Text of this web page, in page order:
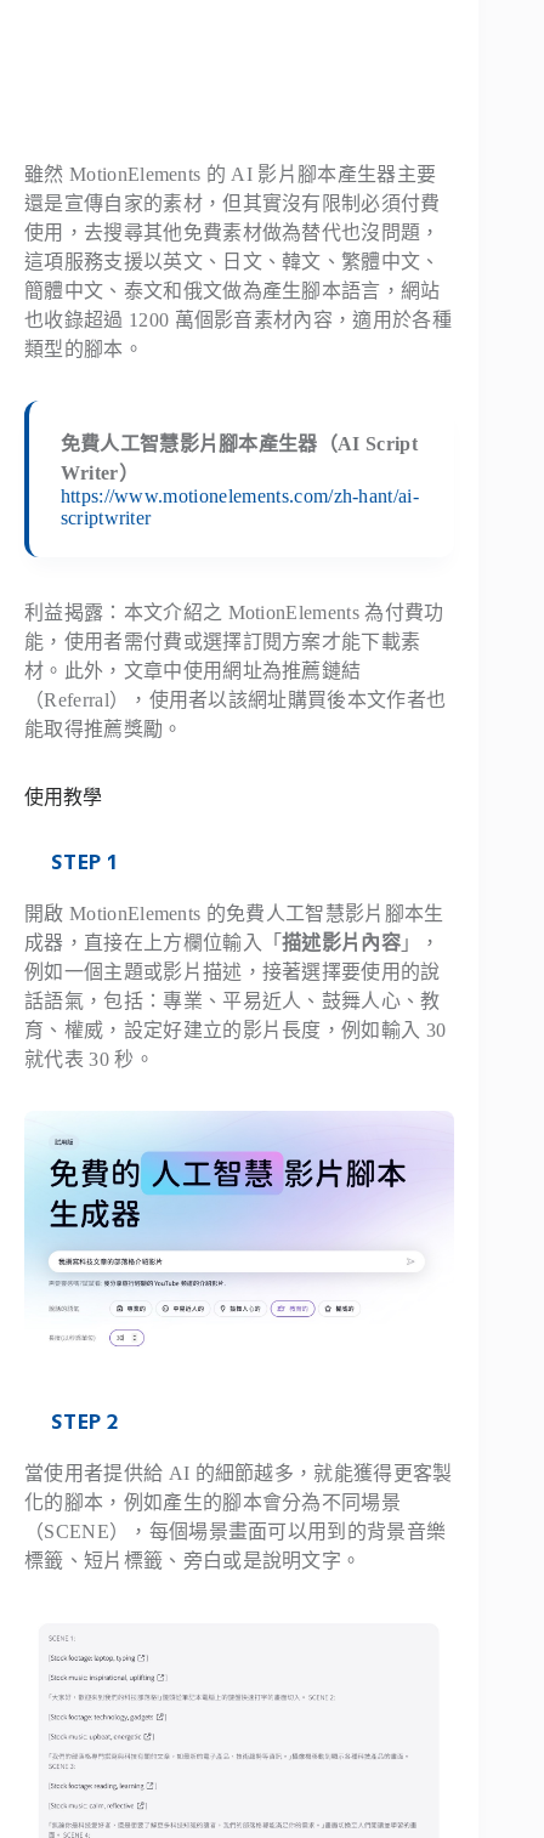
雖然 MotionElements 的 AI 影片腳本產生器主要
還是宣傳自家的素材，但其實沒有限制必須付費
使用，去搜尋其他免費素材做為替代也沒問題，
這項服務支援以英文、日文、韓文、繁體中文、
簡體中文、泰文和俄文做為產生腳本語言，網站
也收錄超過 1200 萬個影音素材內容，適用於各種
類型的腳本。
免費人工智慧影片腳本產生器（AI Script
Writer）
https://www.motionelements.com/zh-hant/ai-
scriptwriter
利益揭露：本文介紹之 MotionElements 為付費功
能，使用者需付費或選擇訂閱方案才能下載素
材。此外，文章中使用網址為推薦鏈結
（Referral），使用者以該網址購買後本文作者也
能取得推薦獎勵。
使用教學
STEP 1
開啟 MotionElements 的免費人工智慧影片腳本生
成器，直接在上方欄位輸入「描述影片內容 」，
例如一個主題或影片描述，接著選擇要使用的說
話語氣，包括：專業、平易近人、鼓舞人心、教
育、權威，設定好建立的影片長度，例如輸入 30
就代表 30 秒。
STEP 2
當使用者提供給 AI 的細節越多，就能獲得更客製
化的腳本，例如產生的腳本會分為不同場景
（SCENE），每個場景畫面可以用到的背景音樂
標籤、短片標籤、旁白或是說明文字。